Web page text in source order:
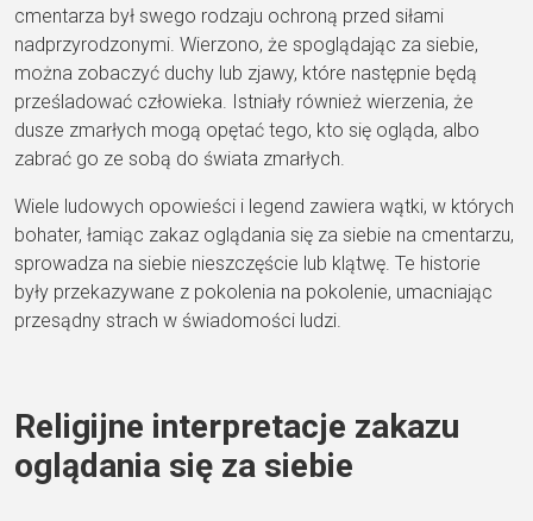
cmentarza był swego rodzaju ochroną przed siłami
nadprzyrodzonymi. Wierzono, że spoglądając za siebie,
można zobaczyć duchy lub zjawy, które następnie będą
prześladować człowieka. Istniały również wierzenia, że
dusze zmarłych mogą opętać tego, kto się ogląda, albo
zabrać go ze sobą do świata zmarłych.
Wiele ludowych opowieści i legend zawiera wątki, w których
bohater, łamiąc zakaz oglądania się za siebie na cmentarzu,
sprowadza na siebie nieszczęście lub klątwę. Te historie
były przekazywane z pokolenia na pokolenie, umacniając
przesądny strach w świadomości ludzi.
Religijne interpretacje zakazu
oglądania się za siebie